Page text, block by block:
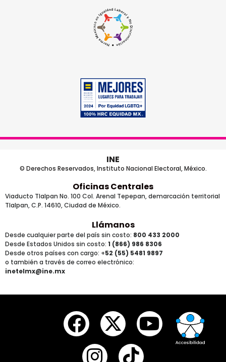
INE
© Derechos Reservados, Instituto Nacional Electoral, México.
Oficinas Centrales
Viaducto Tlalpan No. 100 Col. Arenal Tepepan, demarcación territorial
Tlalpan, C.P. 14610, Ciudad de México.
Llámanos
Desde cualquier parte del país sin costo: 800 433 2000
Desde Estados Unidos sin costo: 1 (866) 986 8306
Desde otros países con cargo: +52 (55) 5481 9897
o también a través de correo electrónico:
inetelmx@ine.mx